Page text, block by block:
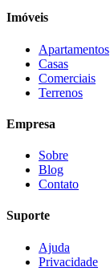
Imóveis
Apartamentos
Casas
Comerciais
Terrenos
Empresa
Sobre
Blog
Contato
Suporte
Ajuda
Privacidade